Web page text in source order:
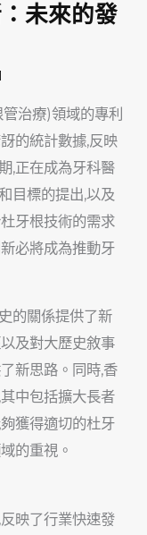
未來的發
管治療)領域的專利
的統計數據,反映
,正在成為牙科醫
目標的提出,以及
牙根技術的需求
必將成為推動牙
的關係提供了新
及對大歷史敘事
新思路。同時,香
中包括擴大長者
獲得適切的杜牙
的重視。
映了行業快速發